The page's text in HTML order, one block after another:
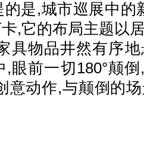
,城市巡展中的
,它的布局主题以
具物品井然有序
眼前一切180°颠
意动作,与颠倒的